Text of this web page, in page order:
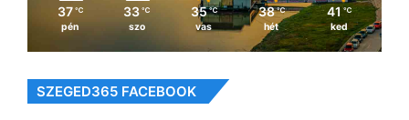
37 ℃
pén
33 ℃
szo
35 ℃
vas
38 ℃
hét
41 ℃
ked
SZEGED365 FACEBOOK